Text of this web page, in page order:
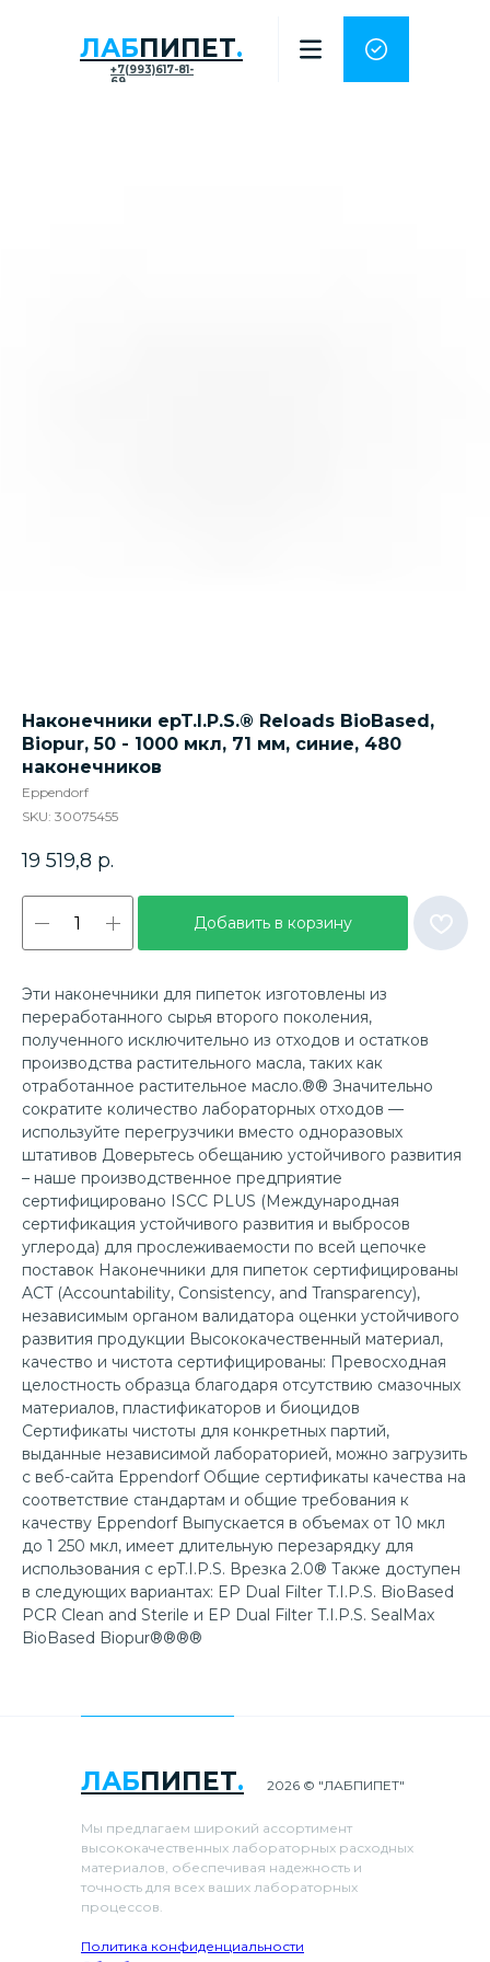
ЛАБПИПЕТ.
+7(993)617-81-
69
Наконечники epT.I.P.S.® Reloads BioBased,
Biopur, 50 - 1000 мкл, 71 мм, синие, 480
наконечников
Eppendorf
SKU: 30075455
19 519,8 р.
Добавить в корзину
Эти наконечники для пипеток изготовлены из
переработанного сырья второго поколения,
полученного исключительно из отходов и остатков
производства растительного масла, таких как
отработанное растительное масло.®® Значительно
сократите количество лабораторных отходов —
используйте перегрузчики вместо одноразовых
штативов Доверьтесь обещанию устойчивого развития
– наше производственное предприятие
сертифицировано ISCC PLUS (Международная
сертификация устойчивого развития и выбросов
углерода) для прослеживаемости по всей цепочке
поставок Наконечники для пипеток сертифицированы
ACT (Accountability, Consistency, and Transparency),
независимым органом валидатора оценки устойчивого
развития продукции Высококачественный материал,
качество и чистота сертифицированы: Превосходная
целостность образца благодаря отсутствию смазочных
материалов, пластификаторов и биоцидов
Сертификаты чистоты для конкретных партий,
выданные независимой лабораторией, можно загрузить
с веб-сайта Eppendorf Общие сертификаты качества на
соответствие стандартам и общие требования к
качеству Eppendorf Выпускается в объемах от 10 мкл
до 1 250 мкл, имеет длительную перезарядку для
использования с epT.I.P.S. Врезка 2.0® Также доступен
в следующих вариантах: EP Dual Filter T.I.P.S. BioBased
PCR Clean and Sterile и EP Dual Filter T.I.P.S. SealMax
BioBased Biopur®®®®
ЛАБПИПЕТ.
Мы предлагаем широкий ассортимент
высококачественных лабораторных расходных
материалов, обеспечивая надежность и
точность для всех ваших лабораторных
процессов.
Политика конфиденциальности
2026 © "ЛАБПИПЕТ"